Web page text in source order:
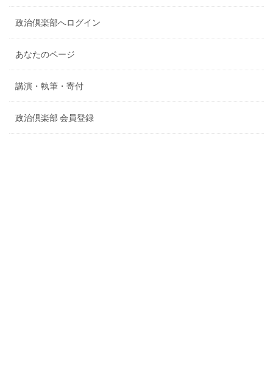
政治倶楽部へログイン
あなたのページ
講演・執筆・寄付
政治倶楽部 会員登録